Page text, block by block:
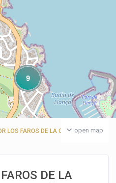
9
open map
LOS FAROS DE LA COSTA BRAVA, E
DE LA